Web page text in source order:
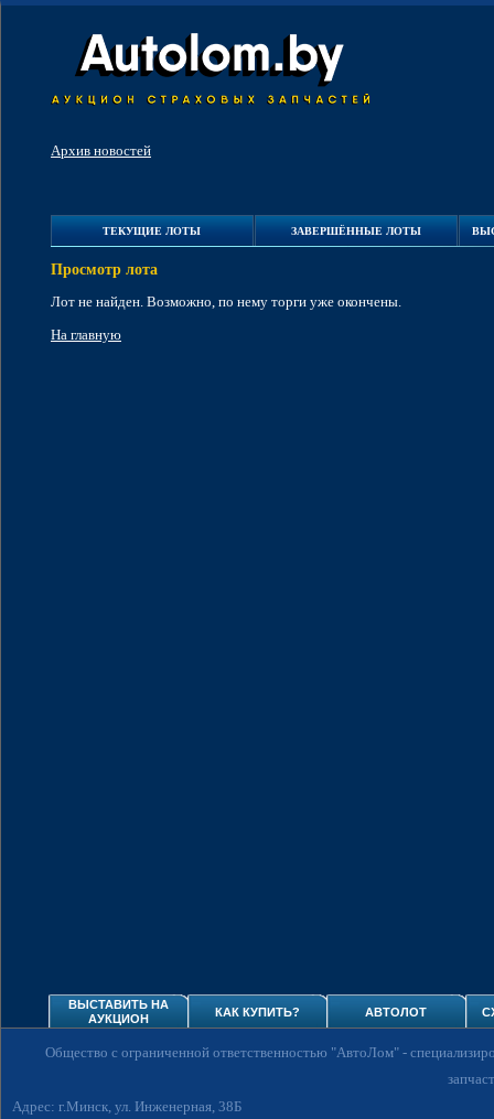
Архив новостей
ТЕКУЩИЕ ЛОТЫ ЗАВЕРШЁННЫЕ ЛОТЫ
Просмотр лота
Лот не найден. Возможно, по нему торги уже окончены.
На главную
ВЫСТАВИТЬ НА
АУКЦИОН
КАК КУПИТЬ? АВТОЛОТ
Общество с ограниченной ответственностью "АвтоЛом" -
Адрес: г.Минск, ул. Инженерная, 38Б